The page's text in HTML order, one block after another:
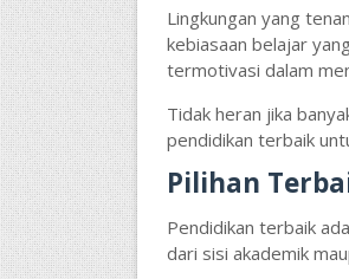
Lingkungan yang
kebiasaan belajar
termotivasi dalam
Tidak heran jika
pendidikan terbaik
Pilihan
Pendidikan terbaik
dari sisi akademik